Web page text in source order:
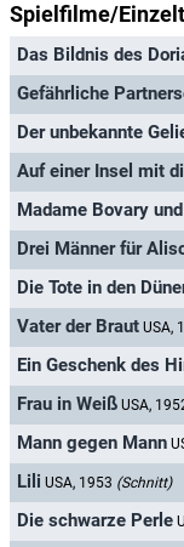
Spielfilme/
Das Bildnis des
Gefährliche
Der unbekannte
Auf einer Insel mit
Madame Bovary
Drei Männer für
Die Tote in den
Vater der Braut USA,
Ein Geschenk des
Frau in Weiß USA,
Mann gegen Mann
Lili USA, 1953 (Schnitt)
Die schwarze Perle